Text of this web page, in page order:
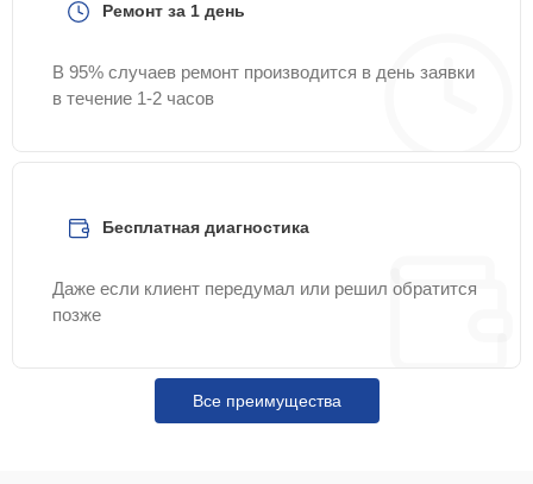
Ремонт за 1 день
В 95% случаев ремонт производится в день заявки
в течение 1-2 часов
Бесплатная диагностика
Даже если клиент передумал или решил обратится
позже
Все преимущества